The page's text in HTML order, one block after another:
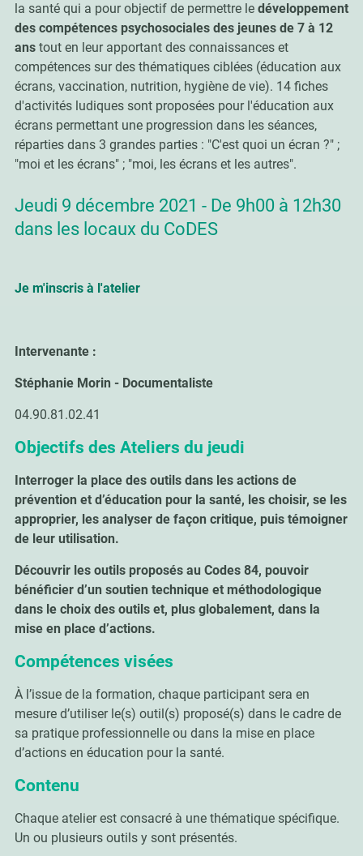
la santé qui a pour objectif de permettre le développement
des compétences psychosociales des jeunes de 7 à 12
anstout en leur apportant des connaissances et
compétences sur des thématiques ciblées (éducation aux
écrans, vaccination, nutrition, hygiène de vie). 14 fiches
d'activités ludiques sont proposées pour l'éducation aux
écrans permettant une progression dans les séances,
réparties dans 3 grandes parties : "C'est quoi un écran ?" ;
"moi et les écrans" ; "moi, les écrans et les autres".
Jeudi 9 décembre 2021 - De 9h00 à 12h30
dans les locaux du CoDES
Je m'inscris à l'atelier
Intervenante :
Stéphanie Morin - Documentaliste
04.90.81.02.41
Objectifs des Ateliers du jeudi
Interroger la place des outils dans les actions de
prévention et d’éducation pour la santé, les choisir, se les
approprier, les analyser de façon critique, puis témoigner
de leur utilisation.
Découvrir les outils proposés au Codes 84, pouvoir
bénéficier d’un soutien technique et méthodologique
dans le choix des outils et, plus globalement, dans la
mise en place d’actions.
Compétences visées
À l’issue de la formation, chaque participant sera en
mesure d’utiliser le(s) outil(s) proposé(s) dans le cadre de
sa pratique professionnelle ou dans la mise en place
d’actions en éducation pour la santé.
Contenu
Chaque atelier est consacré à une thématique spécifique.
Un ou plusieurs outils y sont présentés.